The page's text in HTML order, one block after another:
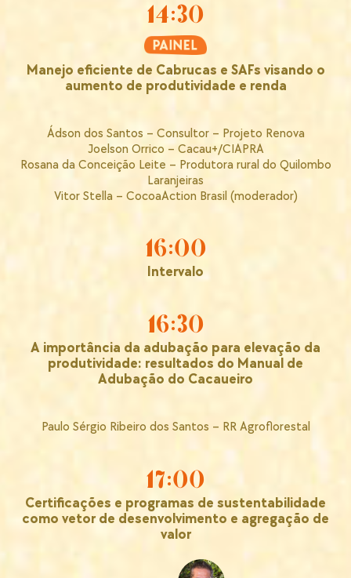
14:30
Manejo eficiente de Cabrucas e SAFs visando o
aumento de produtividade e renda
Ádson dos Santos – Consultor – Projeto Renova
Joelson Orrico – Cacau+/CIAPRA
Rosana da Conceição Leite – Produtora rural do Quilombo
Laranjeiras
Vitor Stella – CocoaAction Brasil (moderador)
16:00
Intervalo
16:30
A importância da adubação para elevação da
produtividade: resultados do Manual de
Adubação do Cacaueiro
Paulo Sérgio Ribeiro dos Santos – RR Agroflorestal
17:00
Certificações e programas de sustentabilidade
como vetor de desenvolvimento e agregação de
valor